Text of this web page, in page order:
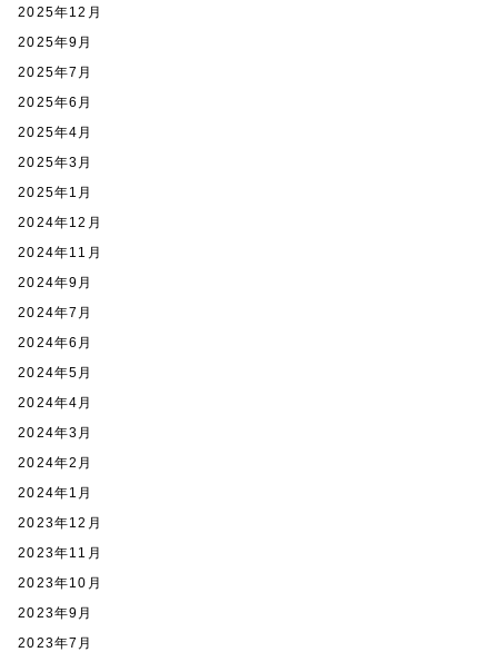
2025年12月
2025年9月
2025年7月
2025年6月
2025年4月
2025年3月
2025年1月
2024年12月
2024年11月
2024年9月
2024年7月
2024年6月
2024年5月
2024年4月
2024年3月
2024年2月
2024年1月
2023年12月
2023年11月
2023年10月
2023年9月
2023年7月